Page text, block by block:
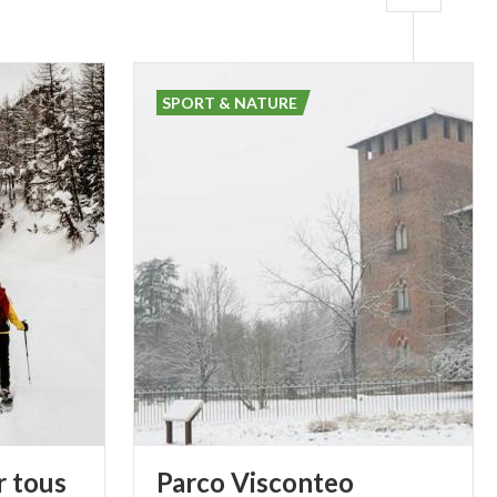
violet des
est
en suivant
les
Dieu sait les
tous
Parco Visconteo
SPORT & NATURE